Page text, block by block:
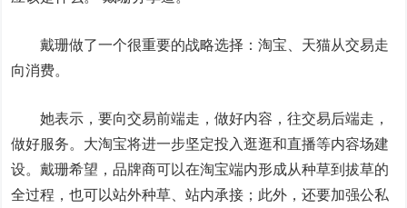
戴珊做了一个很重要的战略选择：淘宝、天猫从交易走
向消费。
她表示，要向交易前端走，做好内容，往交易后端走，
做好服务。大淘宝将进一步坚定投入逛逛和直播等内容场建
设。戴珊希望，品牌商可以在淘宝端内形成从种草到拔草的
全过程，也可以站外种草、站内承接；此外，还要加强公私